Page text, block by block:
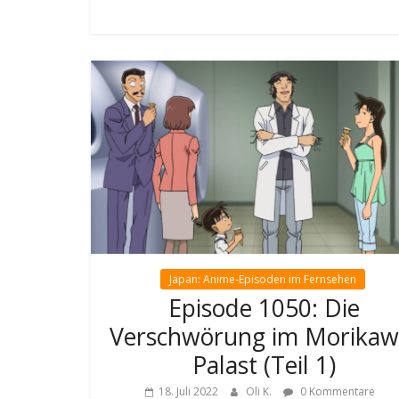
Japan: Anime-Episoden im Fernsehen
Episode 1050: Die
Verschwörung im
Palast (Teil 1)
18. Juli 2022 Oli K. 0 Kommentare